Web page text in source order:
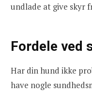
undlade at give skyr
Fordele ved
Har din hund ikke
have nogle